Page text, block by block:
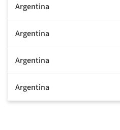
Argentina
Argentina
Argentina
Argentina